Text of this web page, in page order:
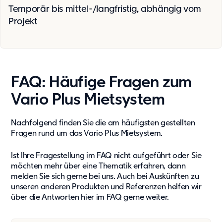
Temporär bis mittel-/langfristig, abhängig vom
Projekt
FAQ: Häufige Fragen zum
Vario Plus Mietsystem
Nachfolgend finden Sie die am häufigsten gestellten
Fragen rund um das Vario Plus Mietsystem.
Ist Ihre Fragestellung im FAQ nicht aufgeführt oder Sie
möchten mehr über eine Thematik erfahren, dann
melden Sie sich gerne bei uns. Auch bei Auskünften zu
unseren anderen Produkten und Referenzen helfen wir
über die Antworten hier im FAQ gerne weiter.